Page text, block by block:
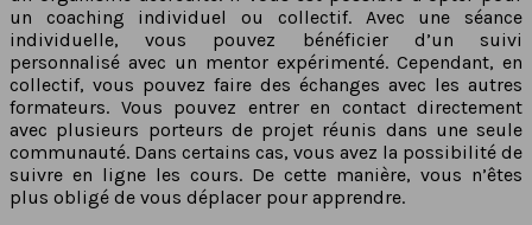
un coaching individuel ou collectif. Avec une séance
individuelle, vous pouvez bénéficier d’un suivi
personnalisé avec un mentor expérimenté. Cependant, en
collectif, vous pouvez faire des échanges avec les autres
formateurs. Vous pouvez entrer en contact directement
avec plusieurs porteurs de projet réunis dans une seule
communauté. Dans certains cas, vous avez la possibilité de
suivre en ligne les cours. De cette manière, vous n’êtes
plus obligé de vous déplacer pour apprendre.